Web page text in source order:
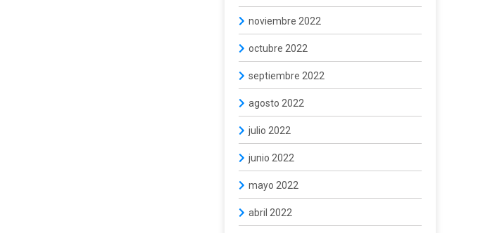
noviembre 2022
octubre 2022
septiembre 2022
agosto 2022
julio 2022
junio 2022
mayo 2022
abril 2022